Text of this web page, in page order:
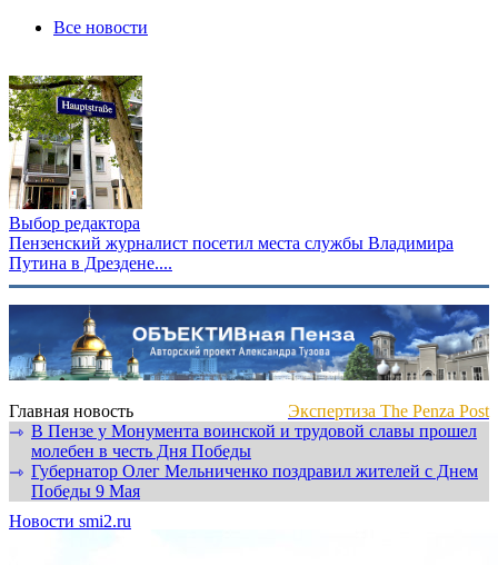
Все новости
Выбор редактора
Пензенский журналист посетил места службы Владимира
Путина в Дрездене....
Главная новость
Экспертиза The Penza Post
⇾ В Пензе у Монумента воинской и трудовой славы прошел
молебен в честь Дня Победы
⇾ Губернатор Олег Мельниченко поздравил жителей с Днем
Победы 9 Мая
Новости smi2.ru